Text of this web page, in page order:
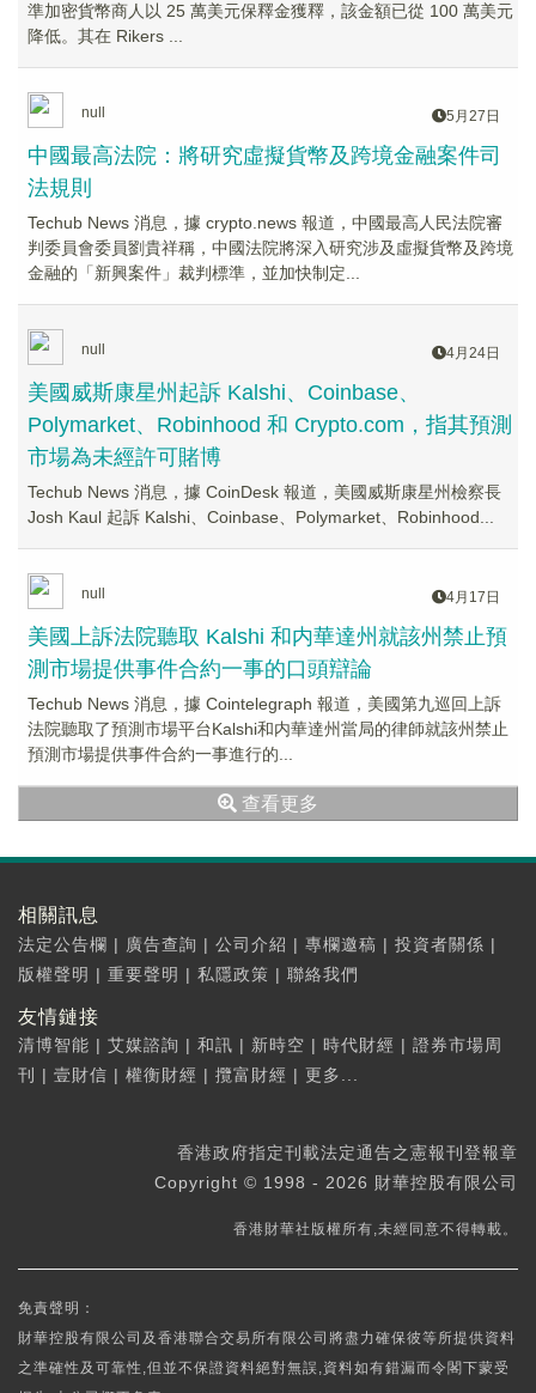
準加密貨幣商人以 25 萬美元保釋金獲釋，該金額已從 100 萬美元
降低。其在 Rikers ...
null 5月27日
中國最高法院：將研究虛擬貨幣及跨境金融案件司
法規則
Techub News 消息，據 crypto.news 報道，中國最高人民法院審
判委員會委員劉貴祥稱，中國法院將深入研究涉及虛擬貨幣及跨境
金融的「新興案件」裁判標準，並加快制定...
null 4月24日
美國威斯康星州起訴 Kalshi、Coinbase、
Polymarket、Robinhood 和 Crypto.com，指其預測
市場為未經許可賭博
Techub News 消息，據 CoinDesk 報道，美國威斯康星州檢察長
Josh Kaul 起訴 Kalshi、Coinbase、Polymarket、Robinhood...
null 4月17日
美國上訴法院聽取 Kalshi 和内華達州就該州禁止預
測市場提供事件合約一事的口頭辯論
Techub News 消息，據 Cointelegraph 報道，美國第九巡回上訴
法院聽取了預測市場平台Kalshi和内華達州當局的律師就該州禁止
預測市場提供事件合約一事進行的...
查看更多
相關訊息
法定公告欄 | 廣告查詢 | 公司介紹 | 專欄邀稿 | 投資者關係 |
版權聲明 | 重要聲明 | 私隱政策 | 聯絡我們
友情鏈接
清博智能 | 艾媒諮詢 | 和訊 | 新時空 | 時代財經 | 證券市場周
刊
| 壹財信 | 權衡財經 | 攬富財經 | 更多...
香港政府指定刊載法定通告之憲報刊登報章
Copyright © 1998 - 2026 財華控股有限公司
香港財華社版權所有,未經同意不得轉載。
免責聲明：
財華控股有限公司及香港聯合交易所有限公司將盡力確保彼等所提供資料
之準確性及可靠性,但並不保證資料絕對無誤,資料如有錯漏而令閣下蒙受